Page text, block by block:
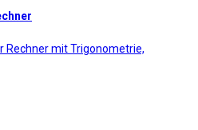
Rechner mit Trigonometrie,